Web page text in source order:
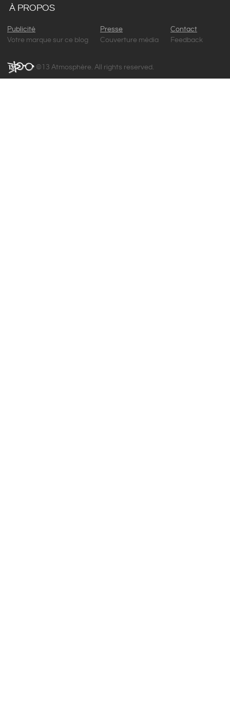
À PROPOS
Publicité
Votre marque sur ce blog
Presse
Couverture média
Contact
Feedback
©13 Atmosphère. All rights reserved.